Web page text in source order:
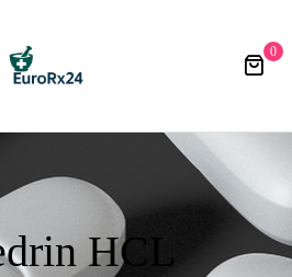
0
HCL